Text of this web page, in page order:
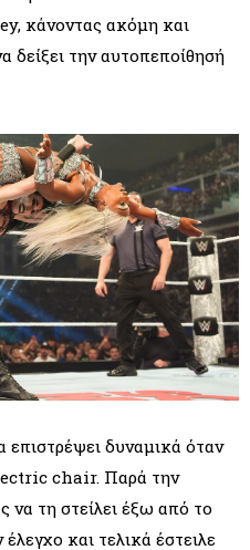
κάνοντας ακόμη και
την αυτοπεποίθησή
δυναμικά όταν
chair. Παρά την
να τη στείλει έξω από το
και τελικά έστειλε